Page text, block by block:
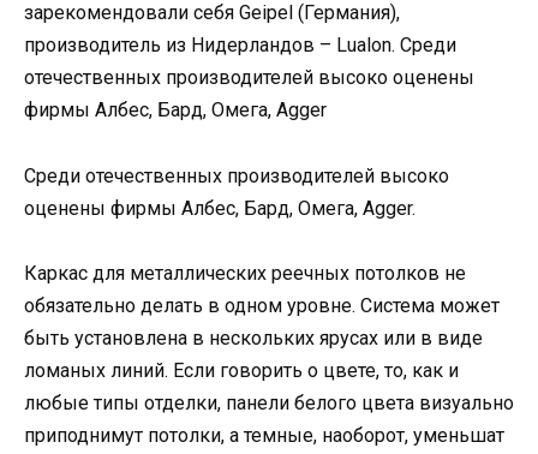
зарекомендовали себя Geipel (Германия),
производитель из Нидерландов – Lualon. Среди
отечественных производителей высоко оценены
фирмы Албес, Бард, Омега, Agger
Среди отечественных производителей высоко
оценены фирмы Албес, Бард, Омега, Agger.
Каркас для металлических реечных потолков не
обязательно делать в одном уровне. Система может
быть установлена в нескольких ярусах или в виде
ломаных линий. Если говорить о цвете, то, как и
любые типы отделки, панели белого цвета визуально
приподнимут потолки, а темные, наоборот, уменьшат